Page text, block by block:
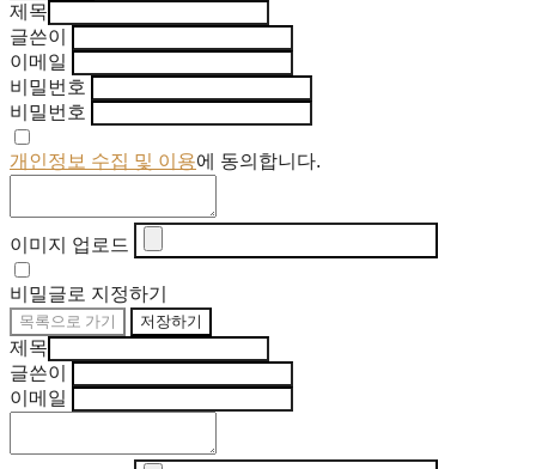
제목
글쓴이
이메일
비밀번호
비밀번호
개인정보 수집 및 이용에 동의합니다.
이미지 업로드
비밀글로 지정하기
목록으로 가기 저장하기
제목
글쓴이
이메일